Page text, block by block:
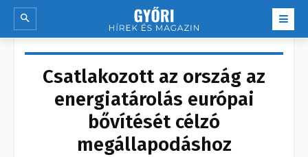
Csatlakozott az ország az
energiatárolás európai
bővítését célzó
megállapodáshoz